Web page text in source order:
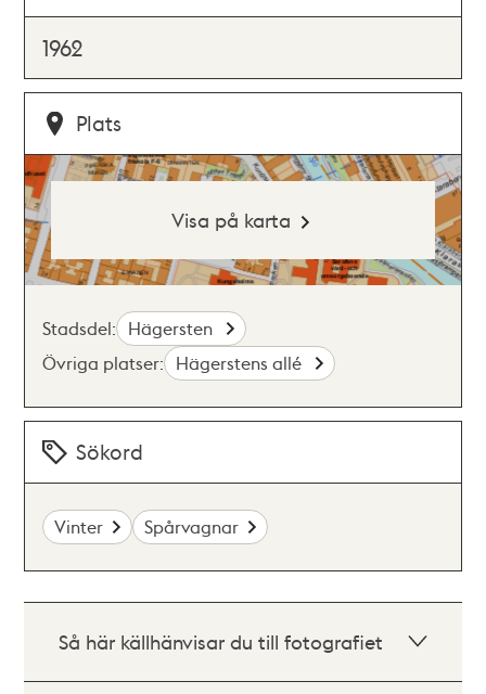
1962
Plats
Visa på karta
Stadsdel: Hägersten
Övriga platser: Hägerstens allé
Sökord
Vinter Spårvagnar
Så här källhänvisar du till fotografiet